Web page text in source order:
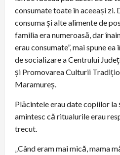
consumate toate în aceeași zi.
consuma și alte alimente de
familia era numeroasă, dar
erau consumate”, mai spune
de socializare a Centrului
și Promovarea Culturii
Maramureș.
Plăcintele erau date copiilor
amintesc că ritualurile erau
trecut.
„Când eram mai mică, mama